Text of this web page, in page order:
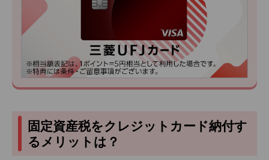
固定資産税をクレジットカード納付す
るメリットは？